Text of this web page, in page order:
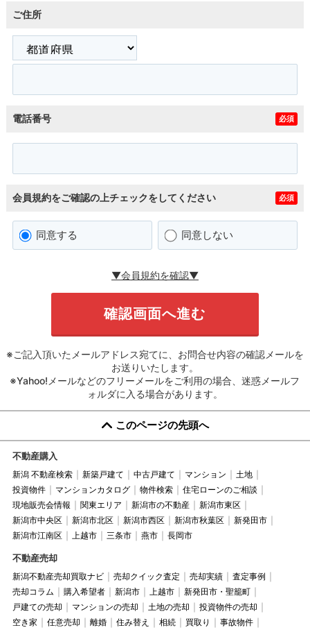
ご住所
電話番号 必須
会員規約をご確認の上チェックをしてください 必須
同意する 同意しない
▼会員規約を確認▼
※ご記入頂いたメールアドレス宛てに、お問合せ内容の確認メールを
お送りいたします。
※Yahoo!メールなどのフリーメールをご利用の場合、迷惑メールフ
ォルダに入る場合があります。
このページの先頭へ
不動産購入
新潟 不動産検索 新築戸建て 中古戸建て マンション
土地
投資物件
マンションカタログ 物件検索
住宅ローンのご相談
現地販売会情報
関東エリア 新潟市の不動産
新潟市東区
新潟市中央区
新潟市北区 新潟市西区 新潟市秋葉区
新発田市
新潟市江南区
上越市 三条市 燕市 長岡市
不動産売却
新潟不動産売却買取ナビ 売却クイック査定 売却実績
査定事例
売却コラム
購入希望者 新潟市 上越市
新発田市・聖籠町
戸建ての売却
マンションの売却 土地の売却
投資物件の売却
空き家
任意売却 離婚 住み替え 相続 買取り
事故物件